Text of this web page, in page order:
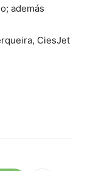
además
CiesJet